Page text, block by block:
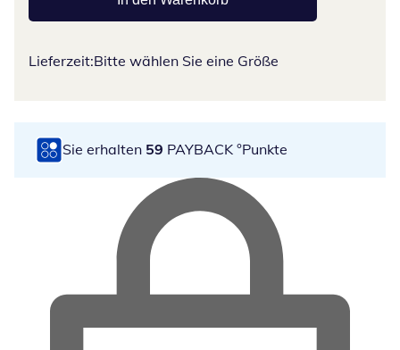
Lieferzeit:Bitte wählen Sie eine Größe
Sie erhalten 59 PAYBACK °Punkte